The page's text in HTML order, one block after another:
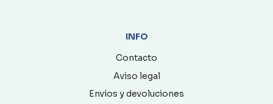
INFO
Contacto
Aviso legal
Envíos y devoluciones